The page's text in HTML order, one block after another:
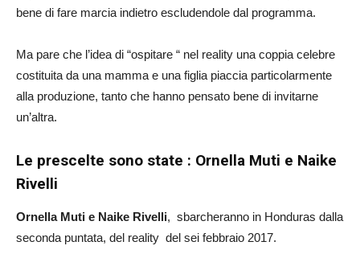
bene di fare marcia indietro escludendole dal programma.
Ma pare che l’idea di “ospitare “ nel reality una coppia celebre
costituita da una mamma e una figlia piaccia particolarmente
alla produzione, tanto che hanno pensato bene di invitarne
un’altra.
Le prescelte sono state : Ornella Muti e Naike
Rivelli
Ornella Muti e Naike Rivelli, sbarcheranno in Honduras dalla
seconda puntata, del reality del sei febbraio 2017.